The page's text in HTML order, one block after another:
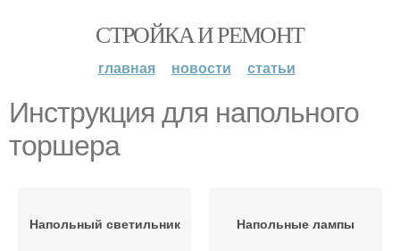
СТРОЙКА И РЕМОНТ
главная новости статьи
Инструкция для напольного
торшера
Напольный светильник Напольные лампы